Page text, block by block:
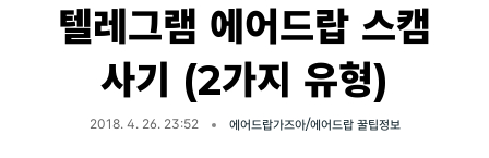
텔레그램 에어드랍 스캠
사기 (2가지 유형)
2018. 4. 26. 23:52 에어드랍가즈아/에어드랍 꿀팁정보